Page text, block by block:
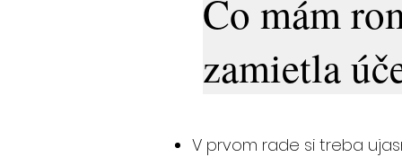
Čo mám
zamietla
V prvom rade si treba